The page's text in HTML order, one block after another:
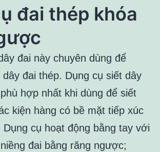
đai thép khóa
đai này chuyên dùng để
dây đai thép. Dụng cụ siết dây
hợp nhất khi dùng để siết
kiện hàng có bề mặt tiếp xúc
Dụng cụ hoạt động bằng tay với
đai bằng răng ngược;